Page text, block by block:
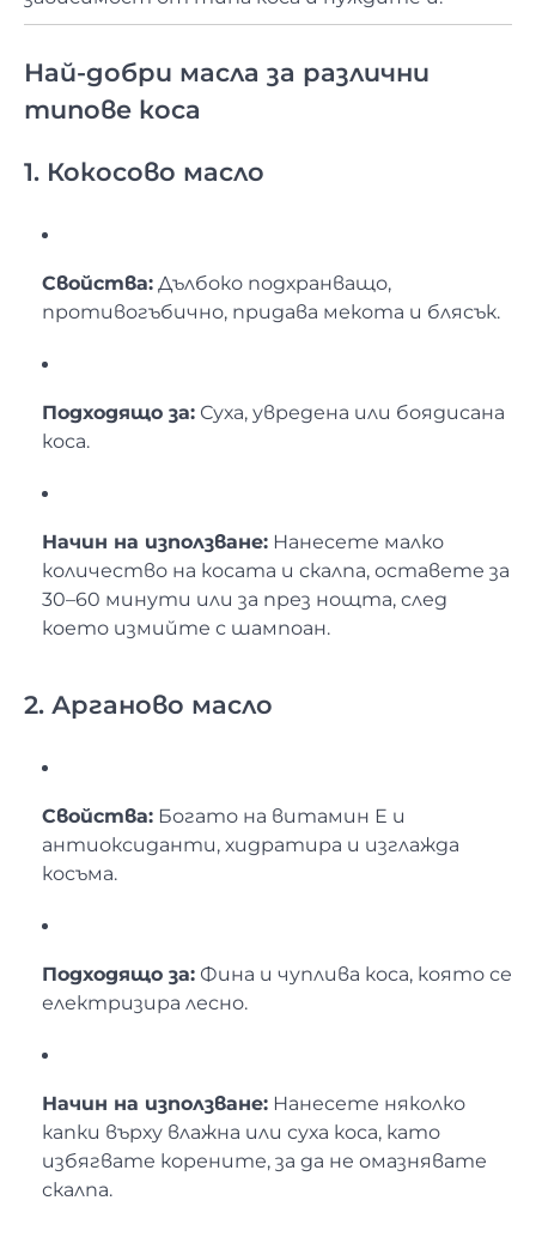
Най-добри масла за различни
типове коса
1. Кокосово масло
Свойства: Дълбоко подхранващо,
противогъбично, придава мекота и блясък.
Подходящо за: Суха, увредена или боядисана
коса.
Начин на използване: Нанесете малко
количество на косата и скалпа, оставете за
30–60 минути или за през нощта, след
което измийте с шампоан.
2. Арганово масло
Свойства: Богато на витамин Е и
антиоксиданти, хидратира и изглажда
косъма.
Подходящо за: Фина и чуплива коса, която се
електризира лесно.
Начин на използване: Нанесете няколко
капки върху влажна или суха коса, като
избягвате корените, за да не омазнявате
скалпа.